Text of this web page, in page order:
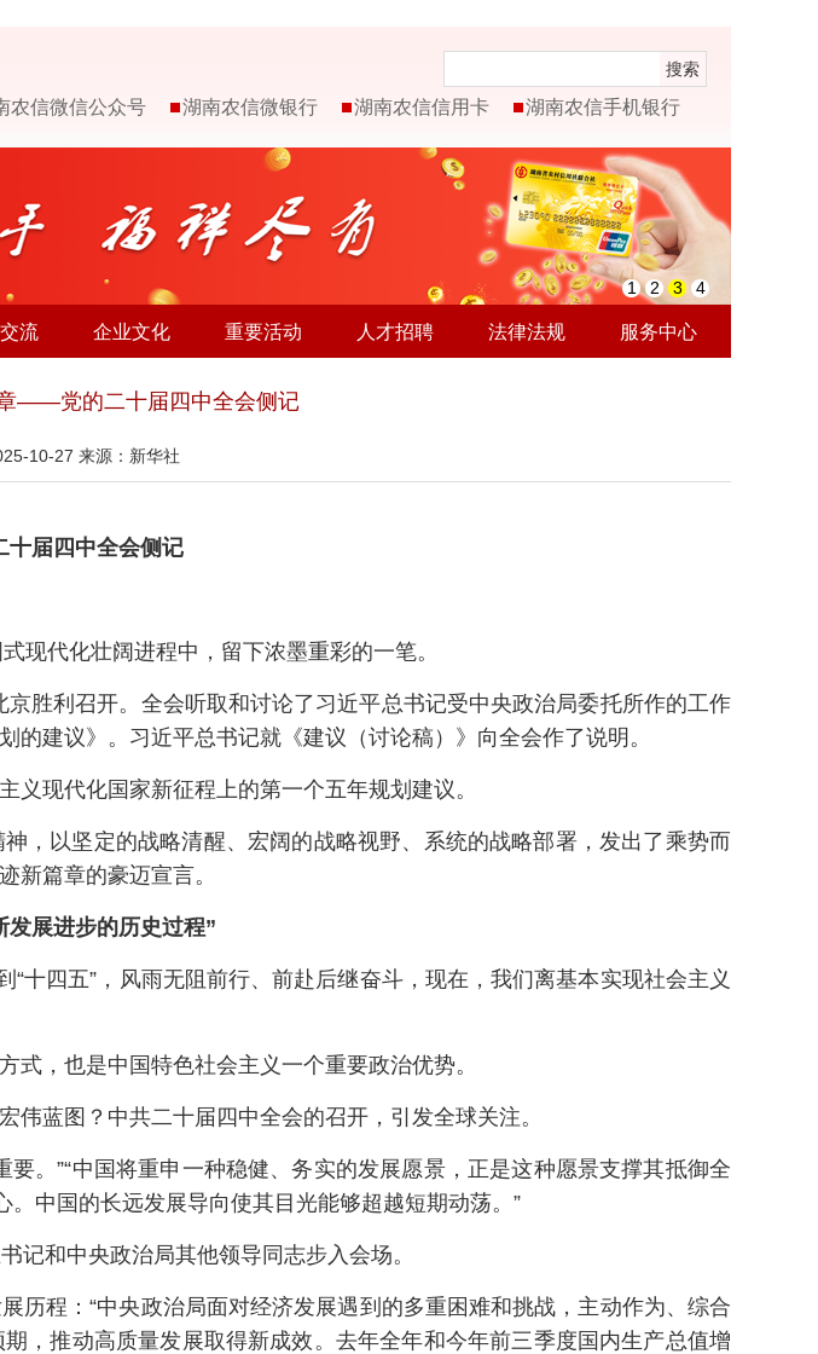
搜索
农信微信公众号 湖南农信微银行 湖南农信信用卡 湖南农信手机银行
1 2 3 4
流 企业文化 重要活动 人才招聘 法律法规 服务中心
——党的二十届四中全会侧记
10-27 来源：新华社
届四中全会侧记
现代化壮阔进程中，留下浓墨重彩的一笔。
胜利召开。全会听取和讨论了习近平总书记受中央政治局委托所作的工作
建议》。习近平总书记就《建议（讨论稿）》向全会作了说明。
现代化国家新征程上的第一个五年规划建议。
，以坚定的战略清醒、宏阔的战略视野、系统的战略部署，发出了乘势而
新篇章的豪迈宣言。
展进步的历史过程”
十四五”，风雨无阻前行、前赴后继奋斗，现在，我们离基本实现社会主义
，也是中国特色社会主义一个重要政治优势。
蓝图？中共二十届四中全会的召开，引发全球关注。
。”“中国将重申一种稳健、务实的发展愿景，正是这种愿景支撑其抵御全
中国的长远发展导向使其目光能够超越短期动荡。”
记和中央政治局其他领导同志步入会场。
历程：“中央政治局面对经济发展遇到的多重困难和挑战，主动作为、综合
，推动高质量发展取得新成效。去年全年和今年前三季度国内生产总值增